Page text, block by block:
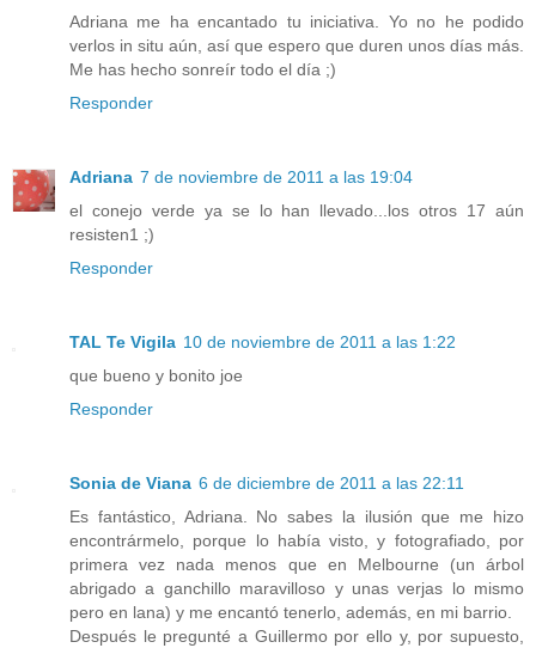
Adriana me ha encantado tu iniciativa. Yo no he podido
verlos in situ aún, así que espero que duren unos días más.
Me has hecho sonreír todo el día ;)
Responder
Adriana 7 de noviembre de 2011 a las 19:04
el conejo verde ya se lo han llevado...los otros 17 aún
resisten1 ;)
Responder
TAL Te Vigila 10 de noviembre de 2011 a las 1:22
que bueno y bonito joe
Responder
Sonia de Viana 6 de diciembre de 2011 a las 22:11
Es fantástico, Adriana. No sabes la ilusión que me hizo
encontrármelo, porque lo había visto, y fotografiado, por
primera vez nada menos que en Melbourne (un árbol
abrigado a ganchillo maravilloso y unas verjas lo mismo
pero en lana) y me encantó tenerlo, además, en mi barrio.
Después le pregunté a Guillermo por ello y, por supuesto,